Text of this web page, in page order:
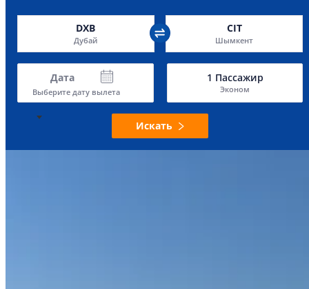
DXB
Дубай
CIT
Шымкент
Дата
Выберите дату вылета
1 Пассажир
Эконом
Искать